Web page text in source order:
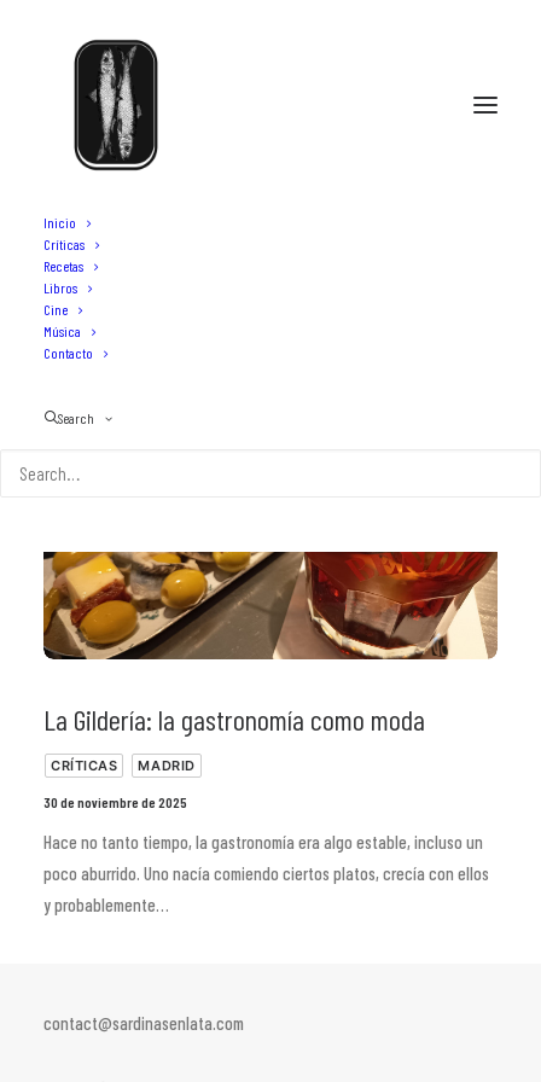
Inicio
Críticas
Recetas
Libros
Cine
Música
Contacto
Search
La gildería en Madrid
La Gildería: la gastronomía como moda
CRÍTICAS MADRID
30 de noviembre de 2025
Hace no tanto tiempo, la gastronomía era algo estable, incluso un
poco aburrido. Uno nacía comiendo ciertos platos, crecía con ellos
y probablemente…
contact@sardinasenlata.com